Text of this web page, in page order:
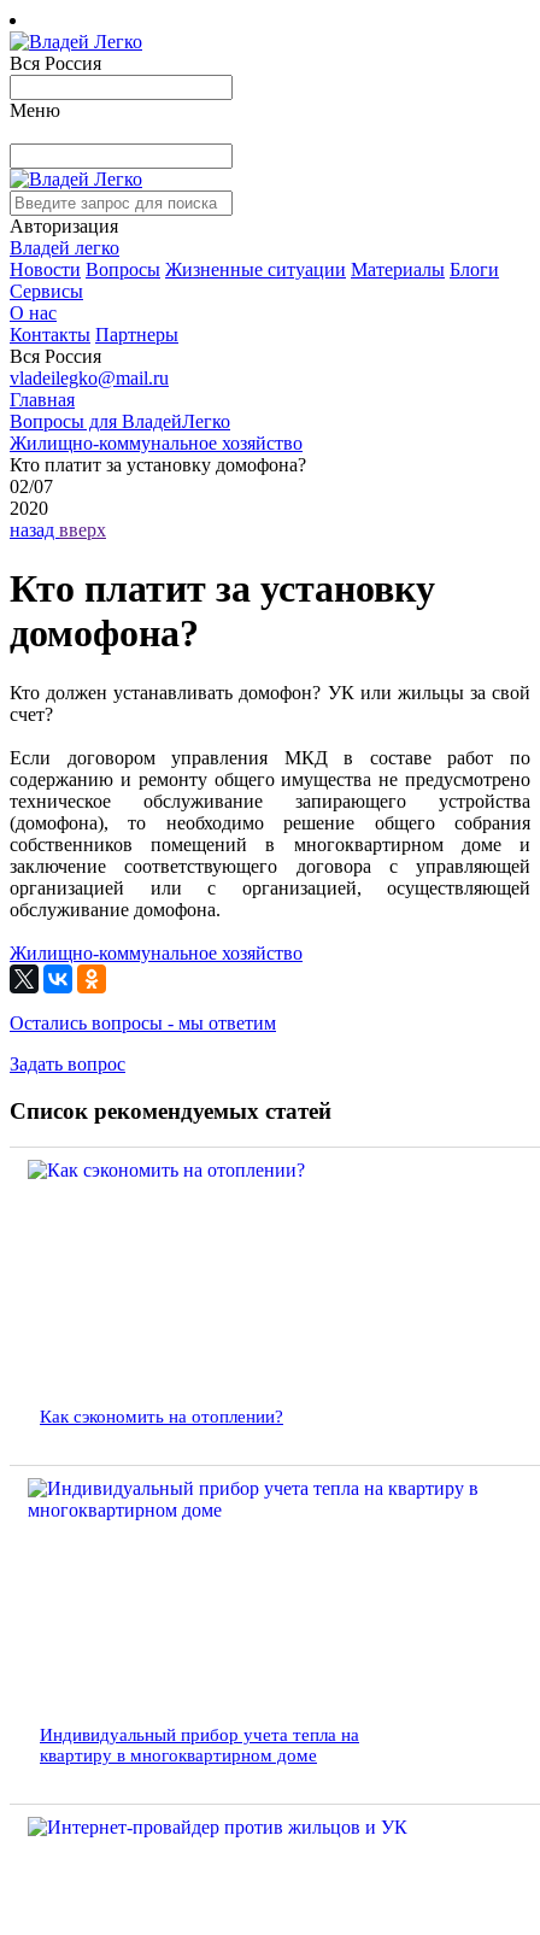
Вся Россия
Меню
Авторизация
Владей легко
Новости Вопросы Жизненные ситуации Материалы Блоги
Сервисы
О нас
Контакты Партнеры
Вся Россия
vladeilegko@mail.ru
Главная
Вопросы для ВладейЛегко
Жилищно-коммунальное хозяйство
Кто платит за установку домофона?
02/07
2020
назад вверх
Кто платит за установку
домофона?
Кто должен устанавливать домофон? УК или жильцы за свой
счет?
Если договором управления МКД в составе работ по
содержанию и ремонту общего имущества не предусмотрено
техническое обслуживание запирающего устройства
(домофона), то необходимо решение общего собрания
собственников помещений в многоквартирном доме и
заключение соответствующего договора с управляющей
организацией или с организацией, осуществляющей
обслуживание домофона.
Жилищно-коммунальное хозяйство
Остались вопросы - мы ответим
Задать вопрос
Список рекомендуемых статей
Как сэкономить на отоплении?
Индивидуальный прибор учета тепла на
квартиру в многоквартирном доме